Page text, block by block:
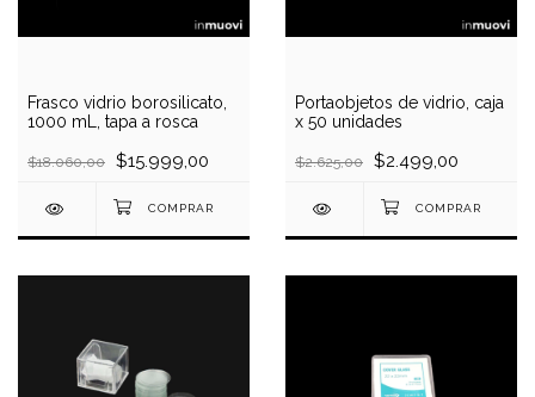
Frasco vidrio borosilicato,
1000 mL, tapa a rosca
$18.060,00 $15.999,00
Portaobjetos de vidrio, caja
x 50 unidades
$2.625,00 $2.499,00